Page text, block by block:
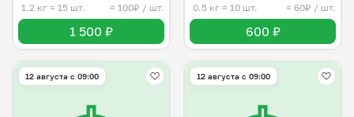
1.2 кг ≈ 15 шт. ≈ 100₽ / шт.
1 500 ₽
0.5 кг ≈ 10 шт. ≈ 60₽ / шт.
600 ₽
12 августа с 09:00 12 августа с 09:00